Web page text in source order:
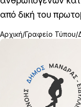
από δική του
Αρχική Γραφείο Τύπου